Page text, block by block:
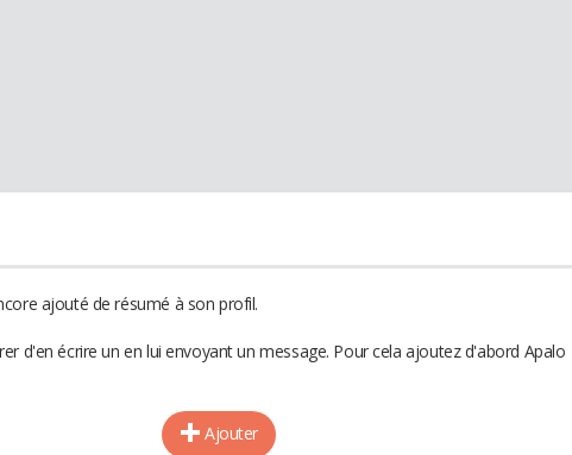
ajouté de résumé à son profil.
d'en écrire un en lui envoyant un message. Pour cela ajoutez d'abord Apalo
Ajouter